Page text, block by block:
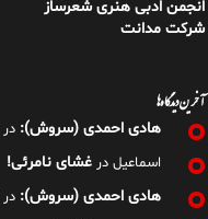
انجمن ادبی هنری شعرساز
شرکت مدانت
آخرین دیدگاه‌ها
هادی احمدی (سروش): در
اسماعیل در غشای نامرئی!
هادی احمدی (سروش): در